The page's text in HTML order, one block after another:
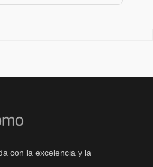
con la excelencia y la